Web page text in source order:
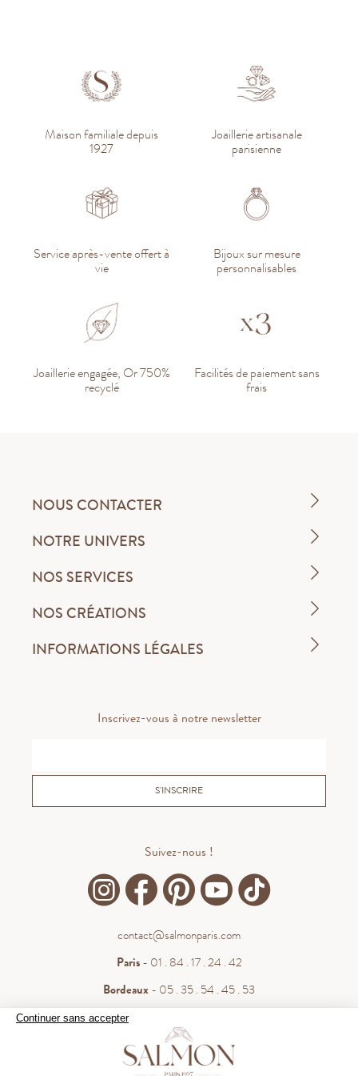
Continuer sans accepter
Maison familiale depuis
1927
Joaillerie artisanale
parisienne
Service après-vente offert à
vie
Bijoux sur mesure
personnalisables
Joaillerie engagée, Or 750%
recyclé
Facilités de paiement sans
frais
NOUS CONTACTER
NOTRE UNIVERS
NOS SERVICES
NOS CRÉATIONS
INFORMATIONS LÉGALES
Inscrivez-vous à notre newsletter
S'INSCRIRE
Suivez-nous !
contact@salmonparis.com
Paris- 01 . 84 . 17 . 24 . 42
Bordeaux- 05 . 35 . 54 . 45 . 53
WhatsApp